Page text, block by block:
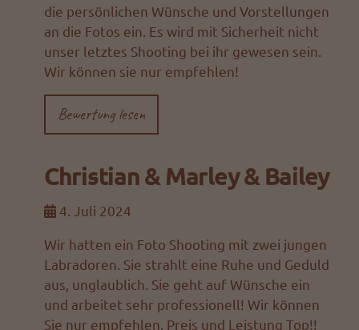
die persönlichen Wünsche und Vorstellungen
an die Fotos ein. Es wird mit Sicherheit nicht
unser letztes Shooting bei ihr gewesen sein.
Wir können sie nur empfehlen!
Bewertung lesen
Christian & Marley & Bailey
4. Juli 2024
Wir hatten ein Foto Shooting mit zwei jungen
Labradoren. Sie strahlt eine Ruhe und Geduld
aus, unglaublich. Sie geht auf Wünsche ein
und arbeitet sehr professionell! Wir können
Sie nur empfehlen. Preis und Leistung Top!!